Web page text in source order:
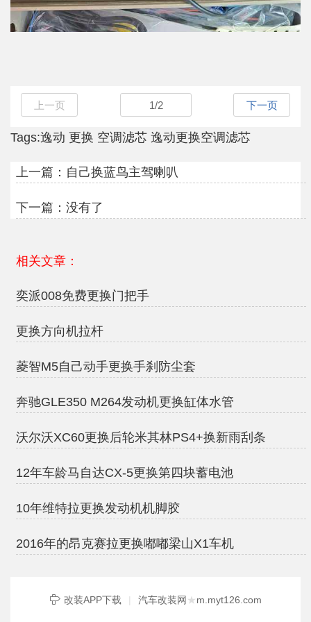
上一页 1/2 下一页
Tags:逸动 更换 空调滤芯 逸动更换空调滤芯
上一篇： 自己换蓝鸟主驾喇叭
下一篇：没有了
相关文章：
奕派008免费更换门把手
更换方向机拉杆
菱智M5自己动手更换手刹防尘套
奔驰GLE350 M264发动机更换缸体水管
沃尔沃XC60更换后轮米其林PS4+换新雨刮条
12年车龄马自达CX-5更换第四块蓄电池
10年维特拉更换发动机机脚胶
2016年的昂克赛拉更换嘟嘟梁山X1车机
改装APP下载 | 汽车改装网 ★m.myt126.com